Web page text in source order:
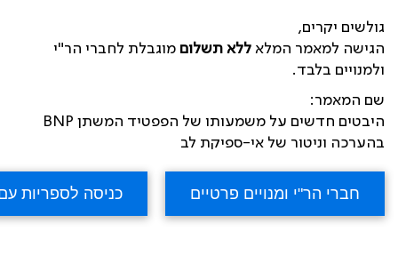
גולשים יקרים,
הגישה למאמר המלא ללא תשלום מוגבלת לחברי הר"י
ולמנויים בלבד.
שם המאמר:
היבטים חדשים על משמעותו של הפפטיד המשתן BNP
בהערכה וניטור של אי-ספיקת לב